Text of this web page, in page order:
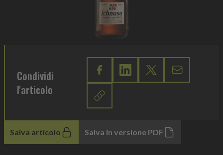
Condividi
l'articolo
Salva articolo Salva in versione PDF